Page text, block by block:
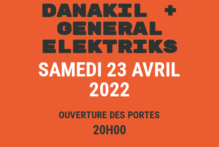
DANAKIL +
GENERAL
ELEKTRIKS
SAMEDI 23 AVRIL
2022
OUVERTURE DES PORTES
20H00